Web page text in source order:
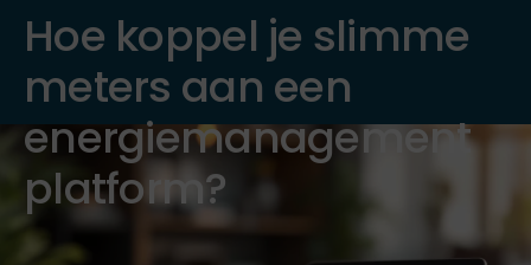
Hoe koppel je slimme
meters aan een
energiemanagement
platform?